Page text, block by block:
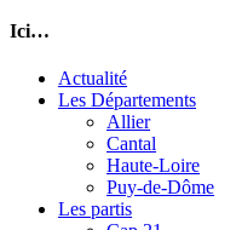
Ici…
Actualité
Les Départements
Allier
Cantal
Haute-Loire
Puy-de-Dôme
Les partis